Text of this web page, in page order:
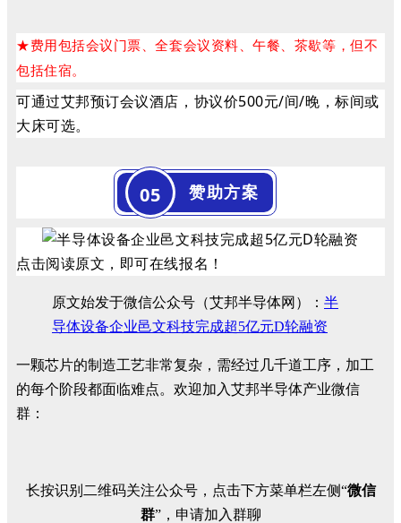
★费用包括会议门票、全套会议资料、午餐、茶歇等，但不
包括住宿。
可通过艾邦预订会议酒店，协议价500元/间/晚，标间或
大床可选。
05 赞助方案
点击阅读原文，即可在线报名！
原文始发于微信公众号（艾邦半导体网）： 半
导体设备企业邑文科技完成超5亿元D轮融资
一颗芯片的制造工艺非常复杂，需经过几千道工序，加工
的每个阶段都面临难点。欢迎加入艾邦半导体产业微信
群：
长按识别二维码关注公众号，点击下方菜单栏左侧“微信
群”，申请加入群聊